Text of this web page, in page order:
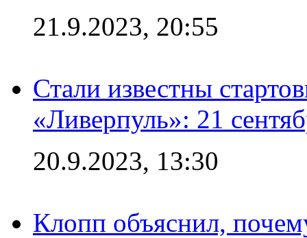
21.9.2023, 20:55
Стали известны
«Ливерпуль»: 21
20.9.2023, 13:30
Клопп объяснил,